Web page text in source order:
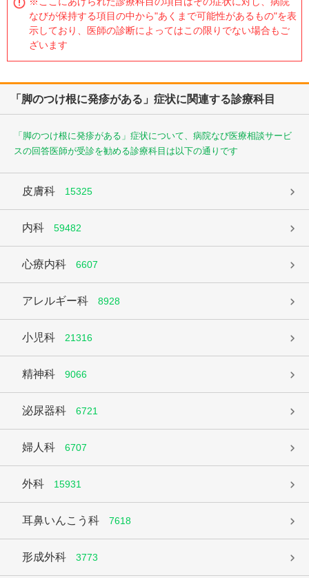
なびが保持する項目の中から"あくまで可能性があるもの"を表
示しており、医師の診断によってはこの限りでない場合もご
ざいます
「脚のつけ根に発疹がある」症状に関連する診療科目
「脚のつけ根に発疹がある」症状について、病院なび医療相談サービ
スの回答医師が受診を勧める診療科目は以下の通りです
皮膚科 15325
内科 59482
心療内科 6607
アレルギー科 8928
小児科 21316
精神科 9066
泌尿器科 6721
婦人科 6707
外科 15931
耳鼻いんこう科 7618
形成外科 3773